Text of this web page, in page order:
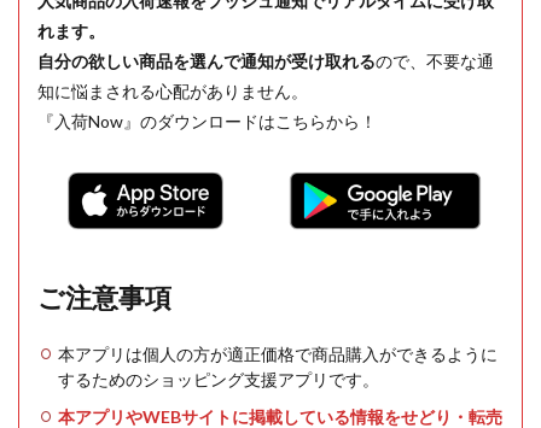
れます。
自分の欲しい商品を選んで通知が受け取れるので、不要な通
知に悩まされる心配がありません。
『入荷Now』のダウンロードはこちらから！
ご注意事項
本アプリは個人の方が適正価格で商品購入ができるように
するためのショッピング支援アプリです。
本アプリやWEBサイトに掲載している情報をせどり・転売